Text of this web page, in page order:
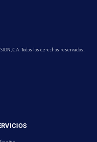
C.A. Todos los derechos reservados.